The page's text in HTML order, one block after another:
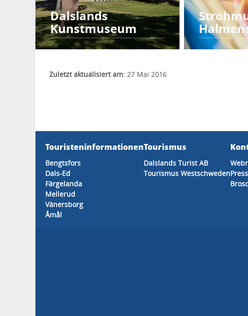
Dalslands
Kunstmuseum
Zuletzt aktualisiert am: 27 Mai 2016
Touristeninformationen
Bengtsfors
Dals-Ed
Färgelanda
Mellerud
Vänersborg
Åmål
Tourismus
Dalslands Turist AB
Tourismus Westschweden